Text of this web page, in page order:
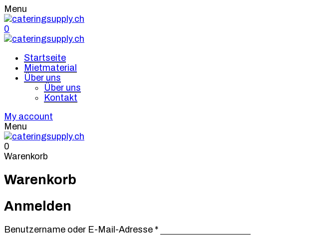
Menu
0
Startseite
Mietmaterial
Über uns
Über uns
Kontakt
My account
Menu
0
Warenkorb
Warenkorb
Anmelden
Benutzername oder E-Mail-Adresse *Erforderlich